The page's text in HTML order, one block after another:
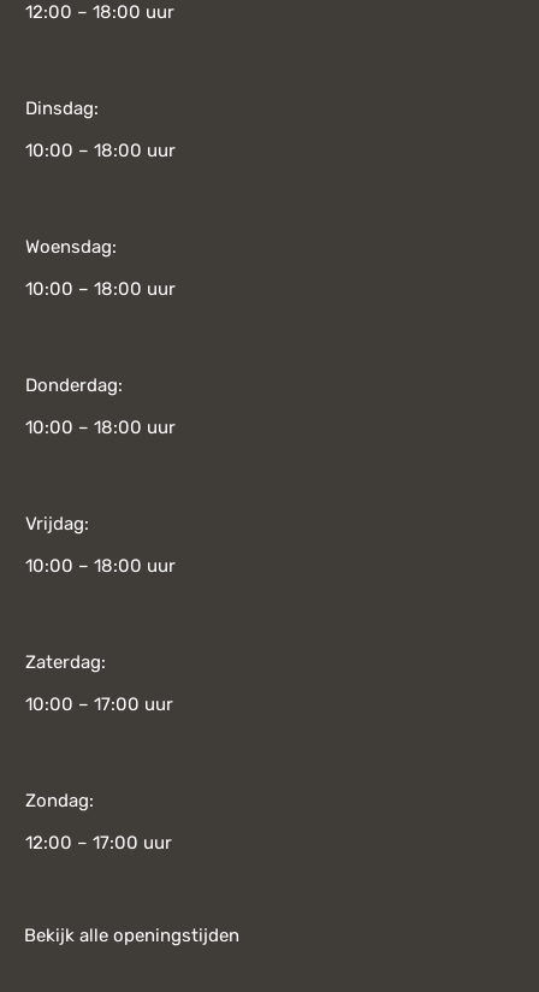
12:00 – 18:00 uur
Dinsdag:
10:00 – 18:00 uur
Woensdag:
10:00 – 18:00 uur
Donderdag:
10:00 – 18:00 uur
Vrijdag:
10:00 – 18:00 uur
Zaterdag:
10:00 – 17:00 uur
Zondag:
12:00 – 17:00 uur
Bekijk alle openingstijden